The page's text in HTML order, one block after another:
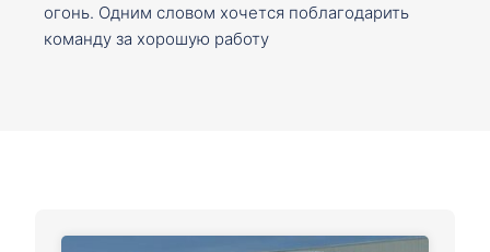
огонь. Одним словом хочется поблагодарить
команду за хорошую работу